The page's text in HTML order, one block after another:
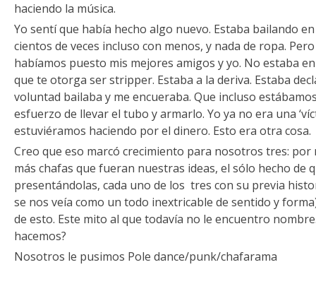
haciendo la música.
Yo sentí que había hecho algo nuevo. Estaba bailando
cientos de veces incluso con menos, y nada de ropa.
habíamos puesto mis mejores amigos y yo. No estaba
que te otorga ser stripper. Estaba a la deriva. Estaba
voluntad bailaba y me encueraba. Que incluso
esfuerzo de llevar el tubo y armarlo. Yo ya no era una
estuviéramos haciendo por el dinero. Esto era otra cosa.
Creo que eso marcó crecimiento para nosotros tres:
más chafas que fueran nuestras ideas, el sólo hecho de
presentándolas, cada uno de los tres con su previa
se nos veía como un todo inextricable de sentido y
de esto. Este mito al que todavía no le encuentro
hacemos?
Nosotros le pusimos Pole dance/punk/chafarama